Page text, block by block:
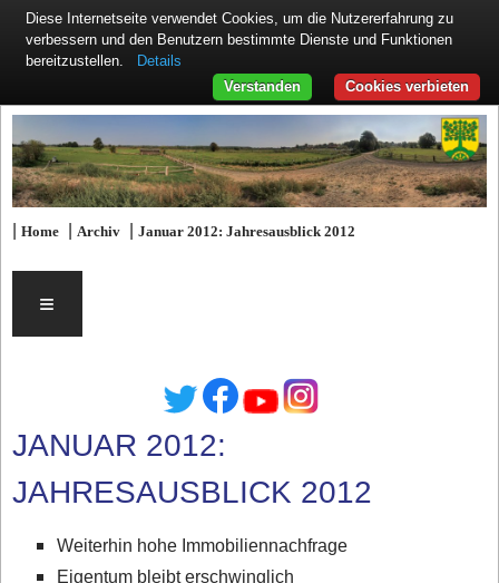
|Home |Archiv |Januar 2012: Jahresausblick 2012
≡
JANUAR 2012:
JAHRESAUSBLICK 2012
Weiterhin hohe Immobiliennachfrage
Eigentum bleibt erschwinglich
Diese Internetseite verwendet Cookies, um die Nutzererfahrung zu
verbessern und den Benutzern bestimmte Dienste und Funktionen
bereitzustellen.
Details
Cookies verbieten
Verstanden